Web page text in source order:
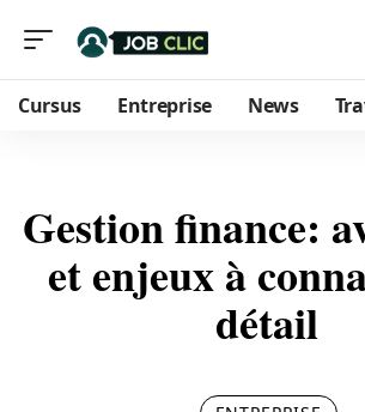
Cursus Entreprise News
Gestion finance:
et enjeux à
détail